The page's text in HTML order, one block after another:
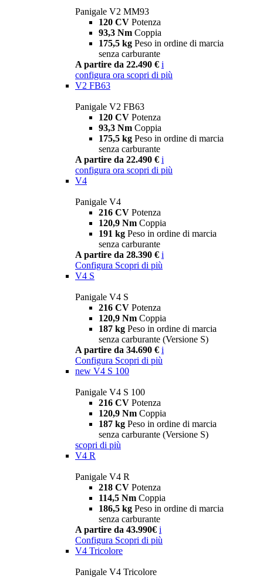
Panigale V2 MM93
120 CV Potenza
93,3 Nm Coppia
175,5 kg Peso in ordine di marcia
senza carburante
A partire da 22.490 € i
configura ora scopri di più
V2 FB63
Panigale V2 FB63
120 CV Potenza
93,3 Nm Coppia
175,5 kg Peso in ordine di marcia
senza carburante
A partire da 22.490 € i
configura ora scopri di più
V4
Panigale V4
216 CV Potenza
120,9 Nm Coppia
191 kg Peso in ordine di marcia
senza carburante
A partire da 28.390 € i
Configura Scopri di più
V4 S
Panigale V4 S
216 CV Potenza
120,9 Nm Coppia
187 kg Peso in ordine di marcia
senza carburante (Versione S)
A partire da 34.690 € i
Configura Scopri di più
new V4 S 100
Panigale V4 S 100
216 CV Potenza
120,9 Nm Coppia
187 kg Peso in ordine di marcia
senza carburante (Versione S)
scopri di più
V4 R
Panigale V4 R
218 CV Potenza
114,5 Nm Coppia
186,5 kg Peso in ordine di marcia
senza carburante
A partire da 43.990€ i
Configura Scopri di più
V4 Tricolore
Panigale V4 Tricolore